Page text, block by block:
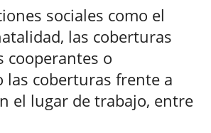
sociales como el
las coberturas
cooperantes o
las coberturas frente a
el lugar de trabajo, entre